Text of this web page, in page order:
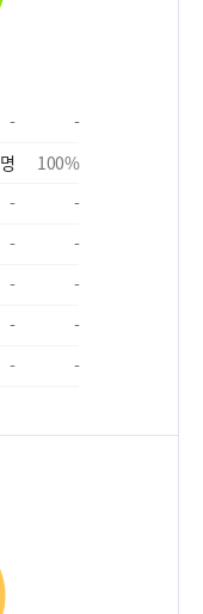
-
-
명 100%
-
-
-
-
-
-
-
-
- -